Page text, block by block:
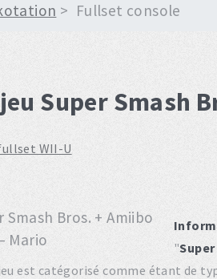
Fullset console
Super Smash
WII-U
"Super
est catégorisé comme étant de